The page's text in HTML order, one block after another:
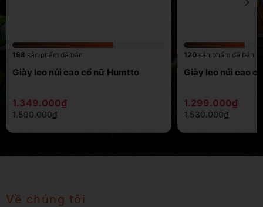
198 sản phẩm đã bán
Giày leo núi cao cổ nữ Humtto
1.349.000₫
1.590.000₫
120 sản phẩm đã bán
Giày leo núi cao
1.299.000₫
1.530.000₫
Về chúng tôi